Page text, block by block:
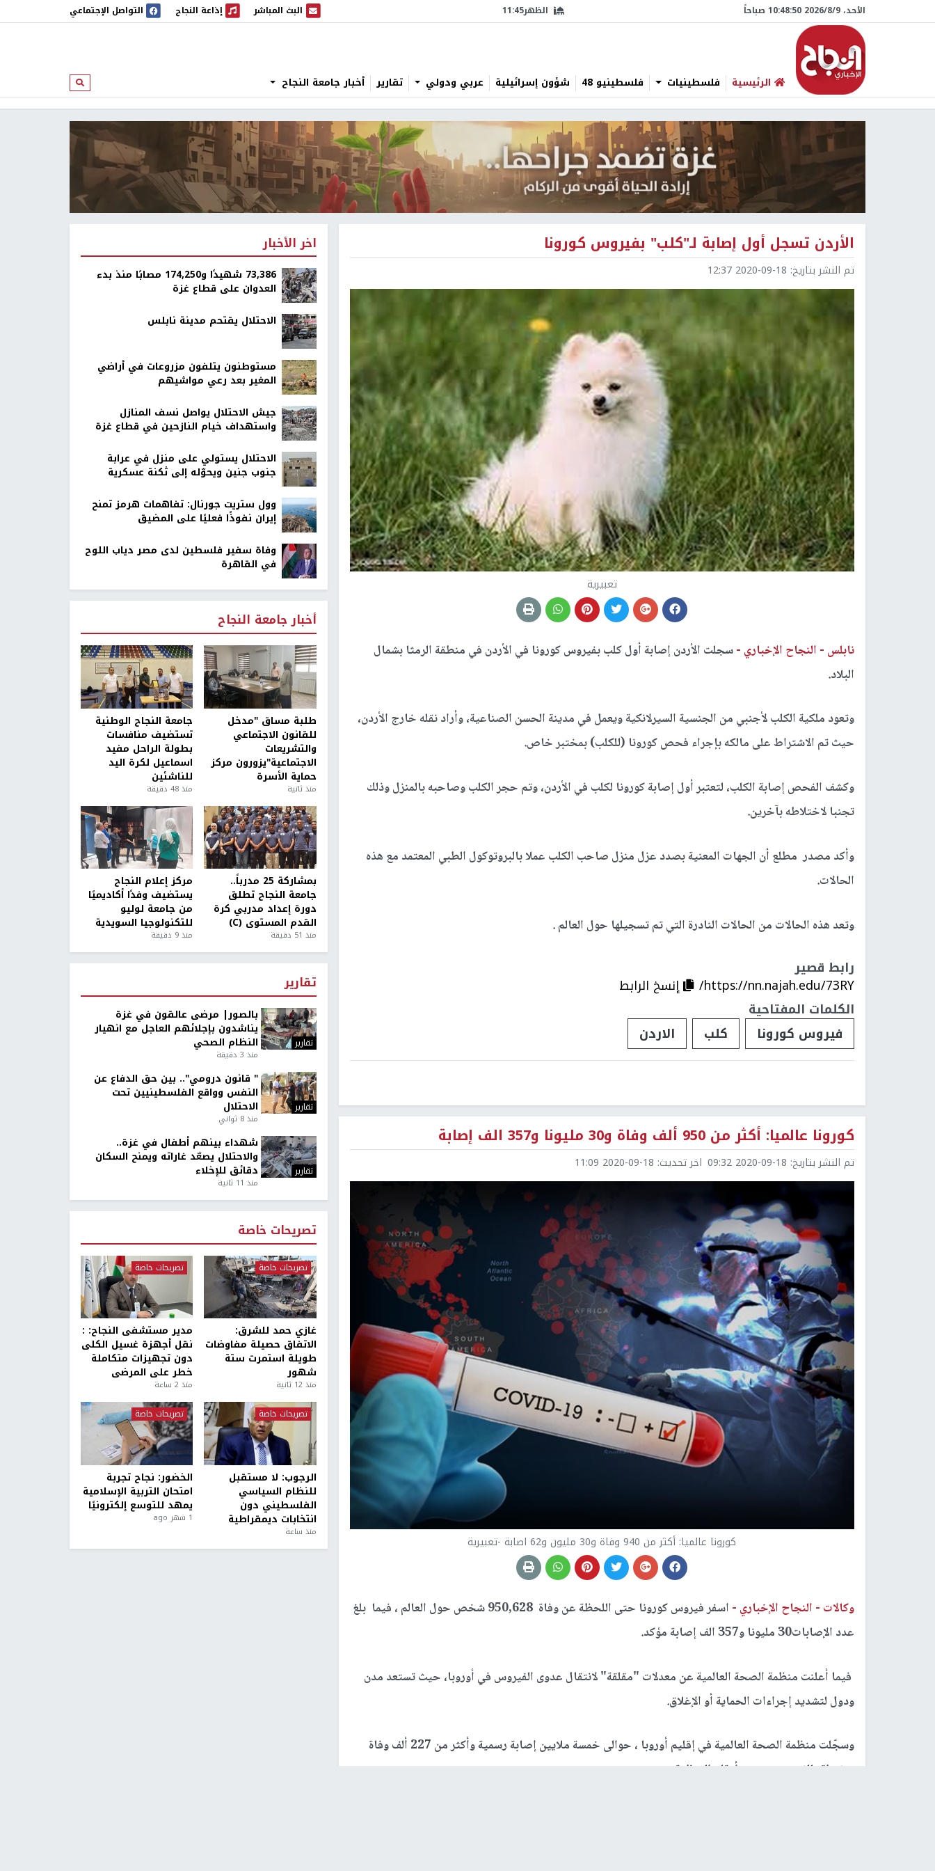
الأحد، 9/‏8/‏2026 10:48:51 صباحاً الظهر11:45 البث المباشر
البث المباشر إذاعة النجاح
إذاعة النجاح التواصل الإجتماعي
الرئيسية فلسطينيات فلسطينيو 48 شؤون إسرائيلية عربي ودولي تقارير أخبار جامعة النجاح ابحث
الأردن تسجل أول إصابة لـ"كلب" بفيروس كورونا
تم النشر بتاريخ: 2020-09-18 12:37
تعبيرية
نابلس - النجاح الإخباري -سجلت الأردن إصابة أول كلب بفيروس كورونا في الأردن في منطقة الرمثا بشمال
البلاد.
وتعود ملكية الكلب لأجنبي من الجنسية السيرلانكية ويعمل في مدينة الحسن الصناعية، وأراد نقله خارج الأردن،
حيث تم الاشتراط على مالكه بإجراء فحص كورونا (للكلب) بمختبر خاص.
وكشف الفحص إصابة الكلب، لتعتبر أول إصابة كورونا لكلب في الأردن، وتم حجر الكلب وصاحبه بالمنزل وذلك
تجنبا لاختلاطه بآخرين.
وأكد مصدر مطلع أن الجهات المعنية بصدد عزل منزل صاحب الكلب عملا بالبروتوكول الطبي المعتمد مع هذه
الحالات.
وتعد هذه الحالات من الحالات النادرة التي تم تسجيلها حول العالم .
رابط قصير
https://nn.najah.edu/73RY/
إنسخ الرابط
الكلمات المفتاحية
فيروس كورونا
كلب الاردن
كورونا عالميا: أكثر من 950 ألف وفاة و30 مليونا و357 الف إصابة
تم النشر بتاريخ: 2020-09-18 09:32 اخر تحديث: 2020-09-18 11:09
كورونا عالميا: أكثر من 940 وفاة و30 مليون و62 اصابة -تعبيرية
وكالات - النجاح الإخباري -
اسفر فيروس كورونا حتى اللحظة عن وفاة 950,628 شخص حول العالم ، فيما بلغ
عدد الإصابات30 مليونا و357 الف إصابة مؤكد.
فيما أعلنت منظمة الصحة العالمية عن معدلات "مقلقة" لانتقال عدوى الفيروس في أوروبا، حيث تستعد مدن
ودول لتشديد إجراءات الحماية أو الإغلاق.
وسجّلت منظمة الصحة العالمية في إقليم أوروبا ، حوالى خمسة ملايين إصابة رسمية وأكثر من 227 ألف وفاة
مرتبطة بالفيروس بحسب أرقام المنظمة.
اخر الأخبار
73,386 شهيدًا و174,250 مصابًا منذ بدء
العدوان على قطاع غزة
الاحتلال يقتحم مدينة نابلس
مستوطنون يتلفون مزروعات في أراضي
المغير بعد رعي مواشيهم
جيش الاحتلال يواصل نسف المنازل
واستهداف خيام النازحين في قطاع غزة
الاحتلال يستولي على منزل في عرابة
جنوب جنين ويحوّله إلى ثكنة عسكرية
وول ستريت جورنال: تفاهمات هرمز تمنح
إيران نفوذًا فعليًا على المضيق
وفاة سفير فلسطين لدى مصر دياب اللوح
في القاهرة
أخبار جامعة النجاح
طلبة مساق "مدخل
للقانون الاجتماعي
والتشريعات
الاجتماعية"يزورون مركز
حماية الأسرة
منذ ثانية
جامعة النجاح الوطنية
تستضيف منافسات
بطولة الراحل مفيد
اسماعيل لكرة اليد
للناشئين
منذ 48 دقيقة
بمشاركة 25 مدرباً..
جامعة النجاح تطلق
دورة إعداد مدربي كرة
القدم المستوى (C)
منذ 51 دقيقة
مركز إعلام النجاح
يستضيف وفدًا أكاديميًا
من جامعة لوليو
للتكنولوجيا السويدية
منذ 9 دقيقة
تقارير
تقارير
بالصور| مرضى عالقون في غزة
يناشدون بإجلائهم العاجل مع انهيار
النظام الصحي
منذ 3 دقيقة
تقارير
" قانون درومي".. بين حق الدفاع عن
النفس وواقع الفلسطينيين تحت
الاحتلال
منذ 8 ثواني
تقارير
شهداء بينهم أطفال في غزة..
والاحتلال يصعّد غاراته ويمنح السكان
دقائق للإخلاء
منذ 11 ثانية
تصريحات خاصة
تصريحات خاصة
غازي حمد للشرق:
الاتفاق حصيلة مفاوضات
طويلة استمرت ستة
شهور
منذ 12 ثانية
تصريحات خاصة
مدير مستشفى النجاح: :
نقل أجهزة غسيل الكلى
دون تجهيزات متكاملة
خطر على المرضى
منذ 2 ساعة
تصريحات خاصة
الرجوب: لا مستقبل
للنظام السياسي
الفلسطيني دون
انتخابات ديمقراطية
منذ ساعة
تصريحات خاصة
الخضور: نجاح تجربة
امتحان التربية الإسلامية
يمهد للتوسع إلكترونيًا
1 شهر ago